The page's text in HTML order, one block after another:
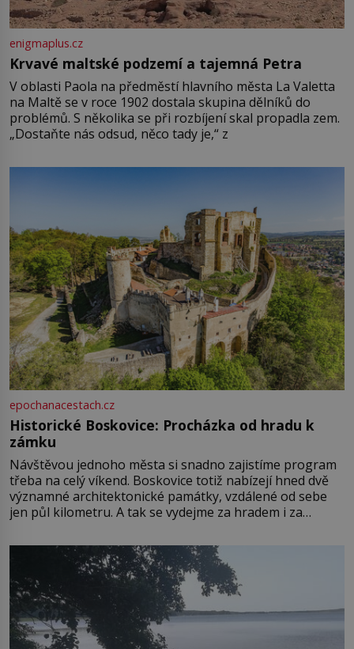
enigmaplus.cz
Krvavé maltské podzemí a tajemná Petra
V oblasti Paola na předměstí hlavního města La Valetta
na Maltě se v roce 1902 dostala skupina dělníků do
problémů. S několika se při rozbíjení skal propadla zem.
„Dostaňte nás odsud, něco tady je,“ z
epochanacestach.cz
Historické Boskovice: Procházka od hradu k
zámku
Návštěvou jednoho města si snadno zajistíme program
třeba na celý víkend. Boskovice totiž nabízejí hned dvě
významné architektonické památky, vzdálené od sebe
jen půl kilometru. A tak se vydejme za hradem i za
Boskovice na okraji Drahanské vrchoviny vznikla někdy
ve13. století, a už v roce 1313 kronikáři zaznamenali